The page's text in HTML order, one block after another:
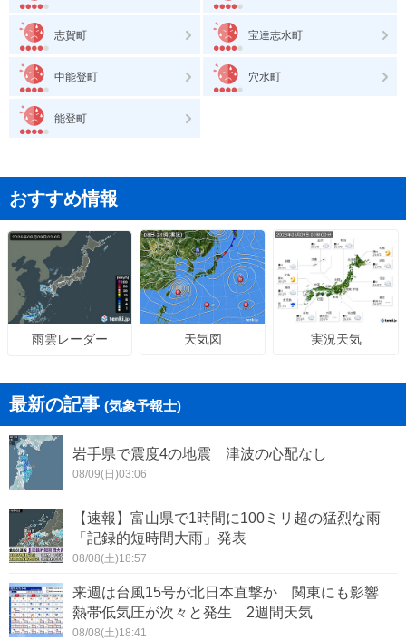
志賀町 宝達志水町
中能登町 穴水町
能登町
おすすめ情報
雨雲レーダー 天気図 実況天気
最新の記事 (気象予報士)
岩手県で震度4の地震 津波の心配なし
08/09(日)03:06
【速報】富山県で1時間に100ミリ超の猛烈な雨
「記録的短時間大雨」発表
08/08(土)18:57
来週は台風15号が北日本直撃か 関東にも影響
熱帯低気圧が次々と発生 2週間天気
08/08(土)18:41